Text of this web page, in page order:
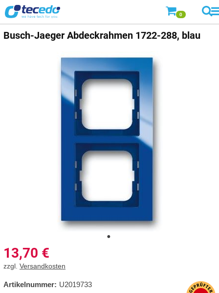
0
Busch-Jaeger Abdeckrahmen 1722-288, blau
13,70 €
zzgl. Versandkosten
Artikelnummer: U2019733